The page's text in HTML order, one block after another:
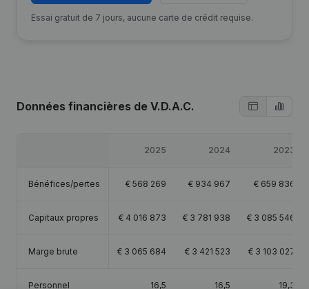
Essai gratuit de 7 jours, aucune carte de crédit requise.
Données financières de V.D.A.C.
2025 2024 2023
Bénéfices/pertes € 568 269 € 934 967 € 659 836
Capitaux propres € 4 016 873 € 3 781 938 € 3 085 546
Marge brute € 3 065 684 € 3 421 523 € 3 103 027
Personnel 16,5 16,5 19,3